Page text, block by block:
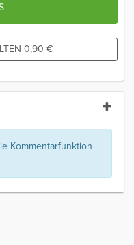
0,90 €
Kommentarfunktion